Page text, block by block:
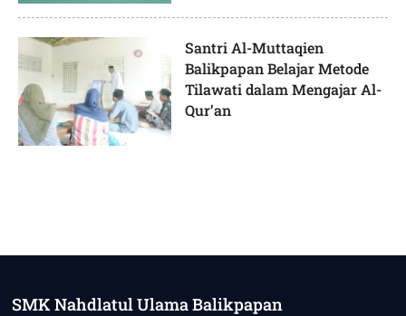
Santri Al-Muttaqien
Balikpapan Belajar Metode
Tilawati dalam Mengajar Al-
Qur’an
SMK Nahdlatul Ulama Balikpapan